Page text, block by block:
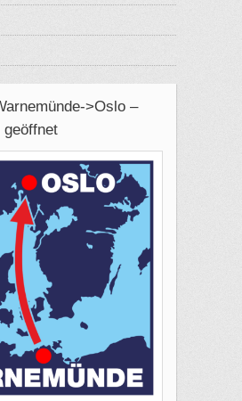
>Oslo –
geöffnet